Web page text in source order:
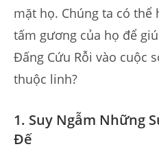
mặt họ. Chúng ta có
tấm gương của họ để
Đấng Cứu Rỗi vào cuộc
thuộc linh?
1. Suy Ngẫm Những
Đế